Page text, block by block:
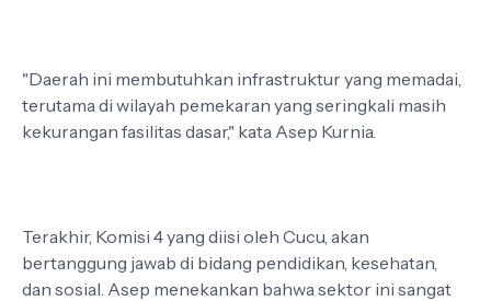
"Daerah ini membutuhkan infrastruktur yang memadai,
terutama di wilayah pemekaran yang seringkali masih
kekurangan fasilitas dasar," kata Asep Kurnia.
Terakhir, Komisi 4 yang diisi oleh Cucu, akan
bertanggung jawab di bidang pendidikan, kesehatan,
dan sosial. Asep menekankan bahwa sektor ini sangat